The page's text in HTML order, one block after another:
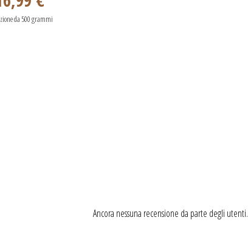
da 500 grammi
Ancora nessuna recensione da parte degli utenti.